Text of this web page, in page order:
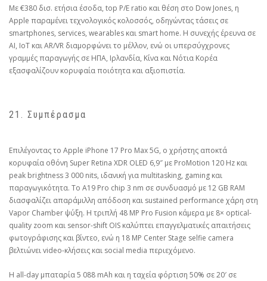
Με €380 δισ. ετήσια έσοδα, top P/E ratio και θέση στο Dow Jones, η
Apple παραμένει τεχνολογικός κολοσσός, οδηγώντας τάσεις σε
smartphones, services, wearables και smart home. Η συνεχής έρευνα σε
AI, IoT και AR/VR διαμορφώνει το μέλλον, ενώ οι υπερσύγχρονες
γραμμές παραγωγής σε ΗΠΑ, Ιρλανδία, Κίνα και Νότια Κορέα
εξασφαλίζουν κορυφαία ποιότητα και αξιοπιστία.
21. Συμπέρασμα
Επιλέγοντας το Apple iPhone 17 Pro Max 5G, ο χρήστης αποκτά
κορυφαία οθόνη Super Retina XDR OLED 6,9″ με ProMotion 120 Hz και
peak brightness 3 000 nits, ιδανική για multitasking, gaming και
παραγωγικότητα. Το A19 Pro chip 3 nm σε συνδυασμό με 12 GB RAM
διασφαλίζει απαράμιλλη απόδοση και sustained performance χάρη στη
Vapor Chamber ψύξη. Η τριπλή 48 MP Pro Fusion κάμερα με 8× optical-
quality zoom και sensor-shift OIS καλύπτει επαγγελματικές απαιτήσεις
φωτογράφισης και βίντεο, ενώ η 18 MP Center Stage selfie camera
βελτιώνει video-κλήσεις και social media περιεχόμενο.
Η all-day μπαταρία 5 088 mAh και η ταχεία φόρτιση 50% σε 20′ σε